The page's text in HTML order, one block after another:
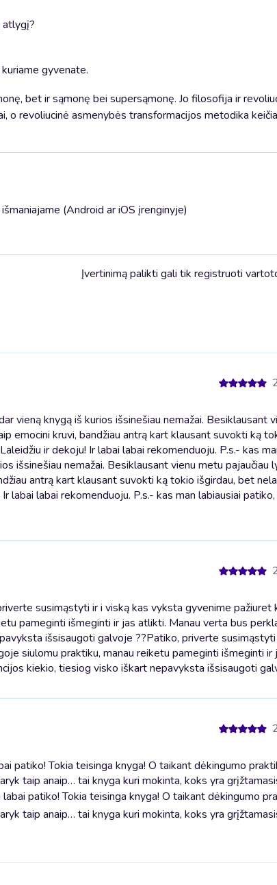
atlygį?
gyvenate.
bet ir sąmonę bei supersąmonę. Jo filosofija ir
o revoliucinė asmenybės transformacijos metodika
(Android ar iOS įrenginyje)
Įvertinimą palikti gali tik registruoti
knygą iš kurios išsinešiau nemažai. Besiklausant
emocini kruvi, bandžiau antrą kart klausant suvokti ką
ir dekoju! Ir labai labai rekomenduoju. P.s.- kas
išsinešiau nemažai. Besiklausant vienu metu pajaučiau
antrą kart klausant suvokti ką tokio išgirdau, bet
labai rekomenduoju. P.s.- kas man labiausiai
susimąstyti ir i viską kas vyksta gyvenime pažiuret
pameginti išmeginti ir jas atlikti. Manau verta bus
išsisaugoti galvoje ??Patiko, priverte susimąstyti
siulomu praktiku, manau reiketu pameginti išmeginti ir
kiekio, tiesiog visko iškart nepavyksta išsisaugoti
Tokia teisinga knyga! O taikant dėkingumo
taip anaip… tai knyga kuri mokinta, koks yra
labai patiko! Tokia teisinga knyga! O taikant dėkingumo
taip anaip… tai knyga kuri mokinta, koks yra